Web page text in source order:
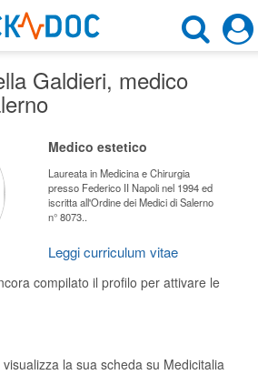
×
di ricerca
×
uno specialista
CERCA
visita
online
Galdieri, medico
Medico estetico
Laureata in Medicina e Chirurgia
presso Federico II Napoli nel 1994 ed
iscritta all'Ordine dei Medici di Salerno
n° 8073..
Leggi curriculum vitae
compilato il profilo per attivare le
la sua scheda su Medicitalia